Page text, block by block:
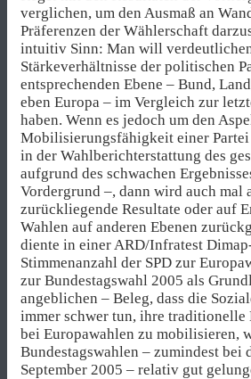
verglichen, um den Ausmaß an
Präferenzen der Wählerschaft
intuitiv Sinn: Man will
Stärkeverhältnisse der politischen
entsprechenden Ebene – Bund,
eben Europa – im Vergleich zur
haben. Wenn es jedoch um den
Mobilisierungsfähigkeit einer Partei
in der Wahlberichterstattung des
aufgrund des schwachen
Vordergrund –, dann wird auch
zurückliegende Resultate oder auf
Wahlen auf anderen Ebenen
diente in einer ARD/Infratest
Stimmenanzahl der SPD zur
zur Bundestagswahl 2005 als
angeblichen – Beleg, dass die
immer schwer tun, ihre
bei Europawahlen zu mobilisieren,
Bundestagswahlen – zumindest bei
September 2005 – relativ gut